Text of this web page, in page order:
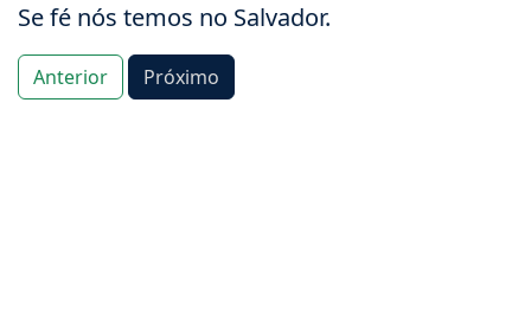
Se fé nós temos no Salvador.
Anterior Próximo